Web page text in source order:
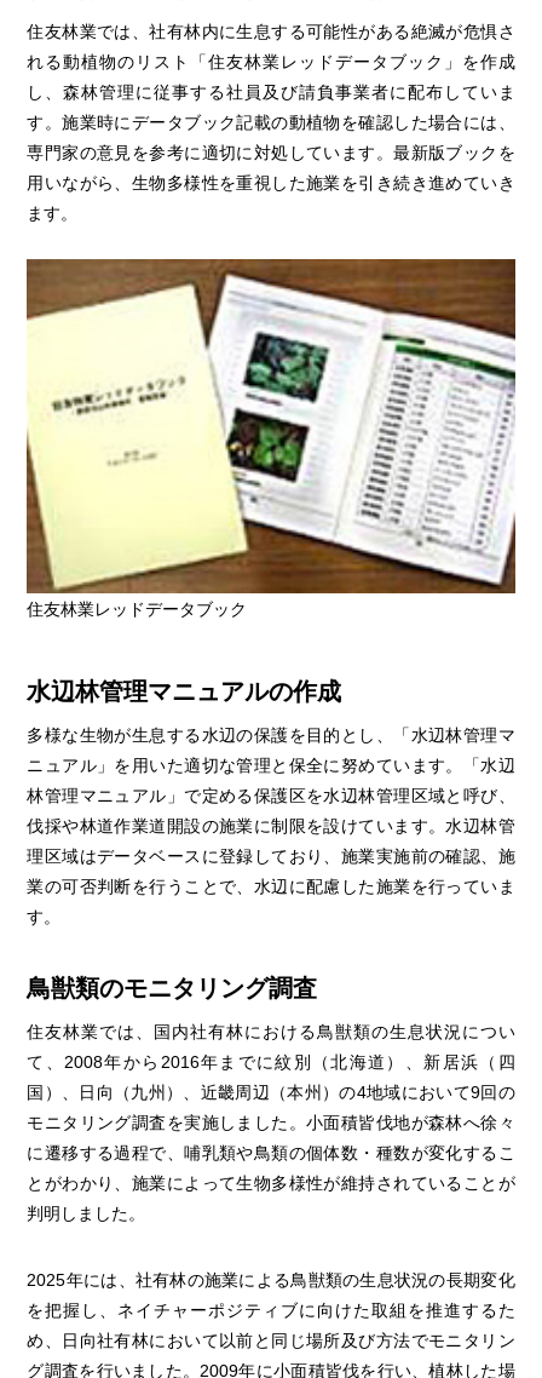
住友林業では、社有林内に生息する可能性がある絶滅が危惧さ
れる動植物のリスト「住友林業レッドデータブック」を作成
し、森林管理に従事する社員及び請負事業者に配布していま
す。施業時にデータブック記載の動植物を確認した場合には、
専門家の意見を参考に適切に対処しています。最新版ブックを
用いながら、生物多様性を重視した施業を引き続き進めていき
ます。
住友林業レッドデータブック
水辺林管理マニュアルの作成
多様な生物が生息する水辺の保護を目的とし、「水辺林管理マ
ニュアル」を用いた適切な管理と保全に努めています。「水辺
林管理マニュアル」で定める保護区を水辺林管理区域と呼び、
伐採や林道作業道開設の施業に制限を設けています。水辺林管
理区域はデータベースに登録しており、施業実施前の確認、施
業の可否判断を行うことで、水辺に配慮した施業を行っていま
す。
鳥獣類のモニタリング調査
住友林業では、国内社有林における鳥獣類の生息状況につい
て、2008年から2016年までに紋別（北海道）、新居浜（四
国）、日向（九州）、近畿周辺（本州）の4地域において9回の
モニタリング調査を実施しました。小面積皆伐地が森林へ徐々
に遷移する過程で、哺乳類や鳥類の個体数・種数が変化するこ
とがわかり、施業によって生物多様性が維持されていることが
判明しました。
2025年には、社有林の施業による鳥獣類の生息状況の長期変化
を把握し、ネイチャーポジティブに向けた取組を推進するた
め、日向社有林において以前と同じ場所及び方法でモニタリン
グ調査を行いました。2009年に小面積皆伐を行い、植林した場